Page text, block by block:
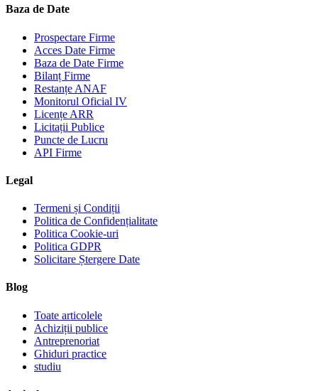
Baza de Date
Prospectare Firme
Acces Date Firme
Baza de Date Firme
Bilanț Firme
Restanțe ANAF
Monitorul Oficial IV
Licențe ARR
Licitații Publice
Puncte de Lucru
API Firme
Legal
Termeni și Condiții
Politica de Confidențialitate
Politica Cookie-uri
Politica GDPR
Solicitare Ștergere Date
Blog
Toate articolele
Achiziții publice
Antreprenoriat
Ghiduri practice
studiu